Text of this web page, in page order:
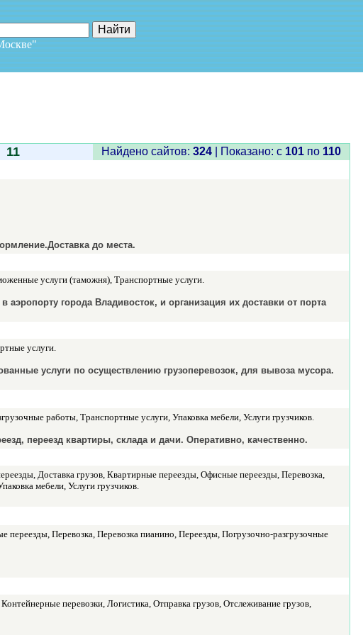
Москве"
11 Найдено сайтов: 324 | Показано: c 101 по 110
до места.
услуги (таможня), Транспортные услуги.
города Владивосток, и организация их доставки от порта
услуги.
услуги по осуществлению грузоперевозок, для вывоза мусора.
работы, Транспортные услуги, Упаковка мебели, Услуги грузчиков.
переезд квартиры, склада и дачи. Оперативно, качественно.
Доставка грузов, Квартирные переезды, Офисные переезды, Перевозка,
мебели, Услуги грузчиков.
переезды, Перевозка, Перевозка пианино, Переезды, Погрузочно-разгрузочные
перевозки, Логистика, Отправка грузов, Отслеживание грузов,